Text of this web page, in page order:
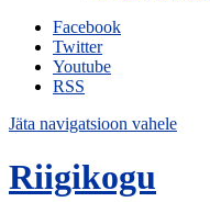
Facebook
Twitter
Youtube
RSS
Jäta navigatsioon vahele
Riigikogu